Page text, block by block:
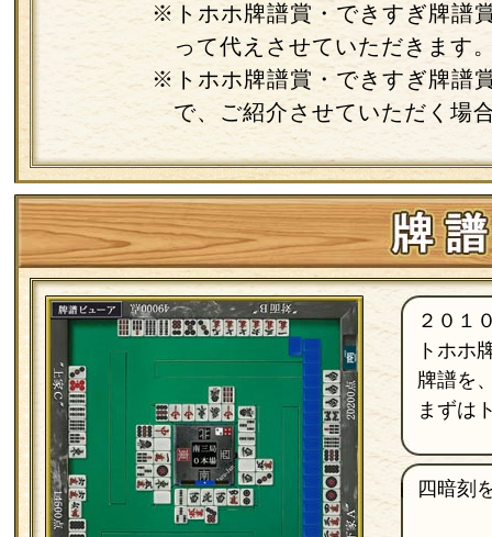
※トホホ牌譜賞・できすぎ牌譜
って代えさせていただきます
※トホホ牌譜賞・できすぎ牌譜
で、ご紹介させていただく場
２０１
トホホ
牌譜を
まずは
四暗刻